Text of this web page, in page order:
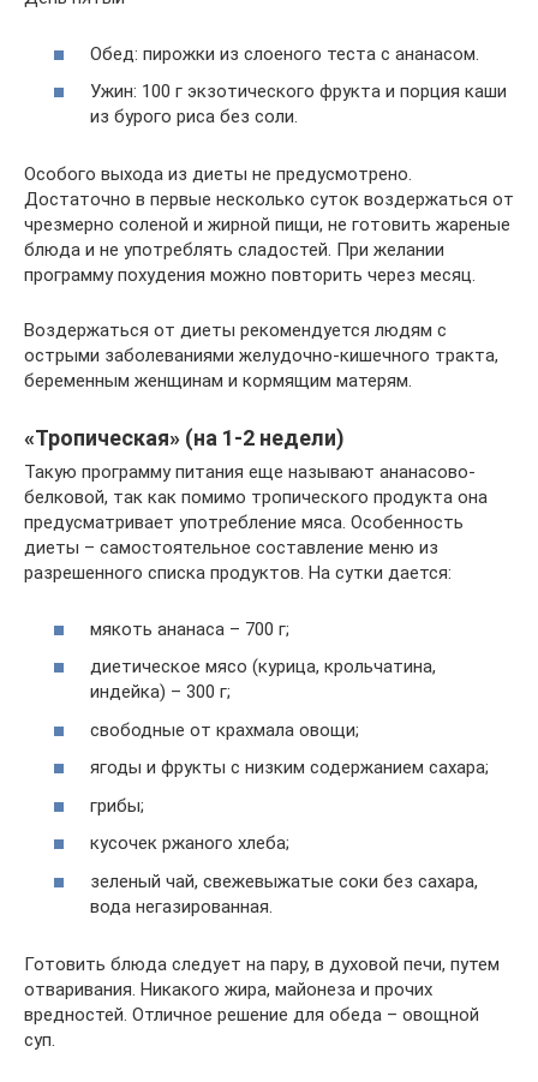
Обед: пирожки из слоеного теста с ананасом.
Ужин: 100 г экзотического фрукта и порция каши
из бурого риса без соли.
Особого выхода из диеты не предусмотрено.
Достаточно в первые несколько суток воздержаться от
чрезмерно соленой и жирной пищи, не готовить жареные
блюда и не употреблять сладостей. При желании
программу похудения можно повторить через месяц.
Воздержаться от диеты рекомендуется людям с
острыми заболеваниями желудочно-кишечного тракта,
беременным женщинам и кормящим матерям.
«Тропическая» (на 1-2 недели)
Такую программу питания еще называют ананасово-
белковой, так как помимо тропического продукта она
предусматривает употребление мяса. Особенность
диеты – самостоятельное составление меню из
разрешенного списка продуктов. На сутки дается:
мякоть ананаса – 700 г;
диетическое мясо (курица, крольчатина,
индейка) – 300 г;
свободные от крахмала овощи;
ягоды и фрукты с низким содержанием сахара;
грибы;
кусочек ржаного хлеба;
зеленый чай, свежевыжатые соки без сахара,
вода негазированная.
Готовить блюда следует на пару, в духовой печи, путем
отваривания. Никакого жира, майонеза и прочих
вредностей. Отличное решение для обеда – овощной
суп.